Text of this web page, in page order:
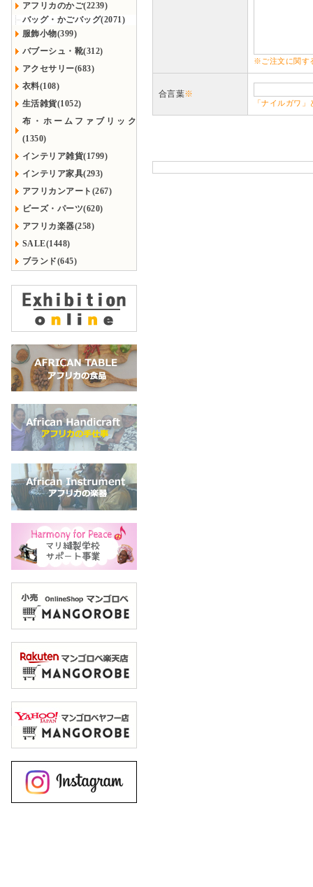
アフリカのかご(2239)
バッグ・かごバッグ(2071)
服飾小物(399)
バブーシュ・靴(312)
アクセサリー(683)
衣料(108)
生活雑貨(1052)
布・ホームファブリック
(1350)
インテリア雑貨(1799)
インテリア家具(293)
アフリカンアート(267)
ビーズ・パーツ(620)
アフリカ楽器(258)
SALE(1448)
ブランド(645)
※ご注文に関す
合言葉※
「ナイルガワ